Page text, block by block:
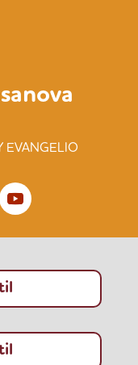
EVANGELIO